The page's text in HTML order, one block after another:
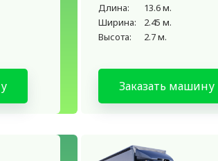
Длина:
13.6 м.
Ширина:
2.45 м.
Высота:
2.7 м.
Заказать машину